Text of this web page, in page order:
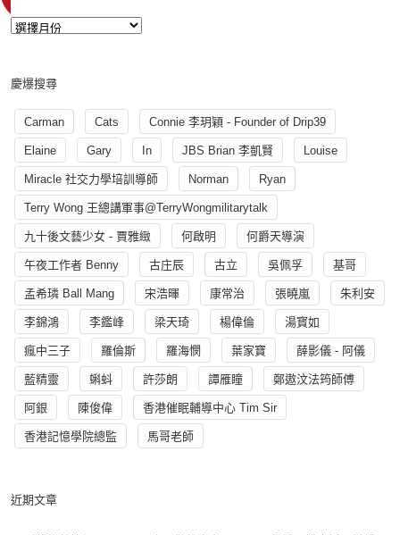
慶爆搜尋
Carman Cats Connie 李玥穎 - Founder of Drip39
Elaine Gary In JBS Brian 李凱賢 Louise
Miracle 社交力學培訓導師 Norman Ryan
Terry Wong 王總講軍事@TerryWongmilitarytalk
九十後文藝少女 - 賈雅緻 何啟明 何爵天導演
午夜工作者 Benny 古庄辰 古立 吳佩孚 基哥
孟希璘 Ball Mang 宋浩暉 康常治 張曉嵐 朱利安
李錦鴻 李鑑峰 梁天琦 楊偉倫 湯寳如
瘋中三子 羅倫斯 羅海憫 葉家寶 薛影儀 - 阿儀
藍精靈 蝌蚪 許莎朗 譚雁瞳 鄭遨汶法筠師傅
阿銀 陳俊偉 香港催眠輔導中心 Tim Sir
香港記憶學院總監 馬哥老師
近期文章